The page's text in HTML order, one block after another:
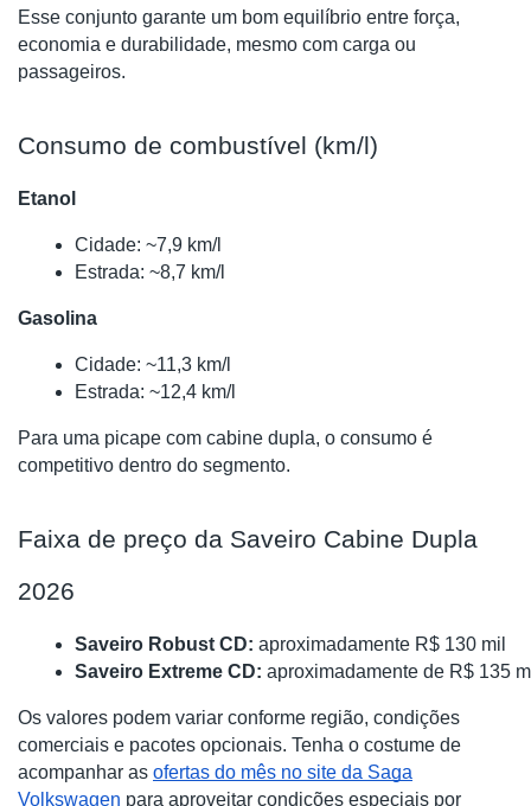
Esse conjunto garante um bom equilíbrio entre força,
economia e durabilidade, mesmo com carga ou
passageiros.
Consumo de combustível (km/l)
Etanol
Cidade: ~7,9 km/l
Estrada: ~8,7 km/l
Gasolina
Cidade: ~11,3 km/l
Estrada: ~12,4 km/l
Para uma picape com cabine dupla, o consumo é
competitivo dentro do segmento.
Faixa de preço da Saveiro Cabine Dupla
2026
Saveiro Robust CD: aproximadamente R$ 130 mil
Saveiro Extreme CD: aproximadamente de R$ 135
Os valores podem variar conforme região, condições
comerciais e pacotes opcionais. Tenha o costume de
acompanhar as ofertas do mês no site da Saga
Volkswagen para aproveitar condições especiais por